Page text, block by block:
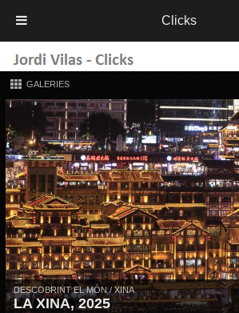
GALERIES
DESCOBRINT EL MÓN / XINA
LA XINA, 2025
Clicks